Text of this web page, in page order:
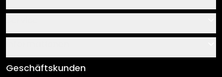
Über uns
Klebe- und Montageanleitungen
AGB
Geschäftskunden